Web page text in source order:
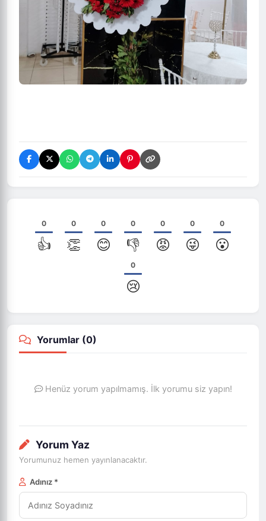
0
👍
0
👏
0
😊
0
👎
0
😡
0
😜
0
😮
0
😢
Yorumlar (0)
Henüz yorum yapılmamış. İlk yorumu siz yapın!
Yorum Yaz
Yorumunuz hemen yayınlanacaktır.
Adınız *